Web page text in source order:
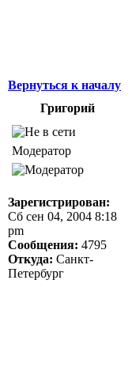
Вернуться к началу
Григорий
Модератор
Зарегистрирован:
Сб сен 04, 2004 8:18
pm
Сообщения: 4795
Откуда: Санкт-
Петербург